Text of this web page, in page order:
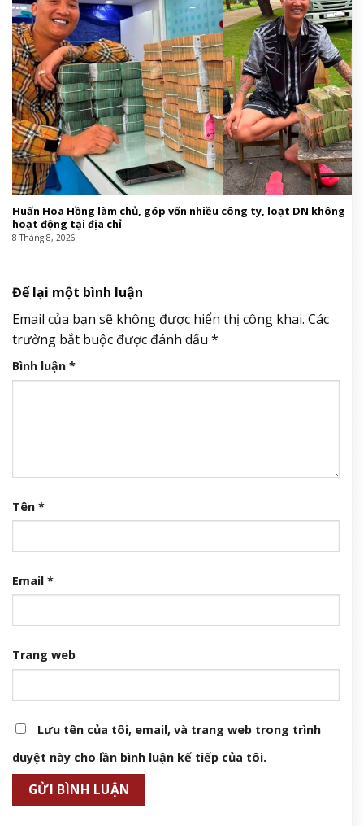
Huấn Hoa Hồng làm chủ, góp vốn nhiều công ty, loạt DN không
hoạt động tại địa chỉ
8 Tháng 8, 2026
Để lại một bình luận
Email của bạn sẽ không được hiển thị công khai. Các
trường bắt buộc được đánh dấu *
Bình luận *
Tên *
Email *
Trang web
Lưu tên của tôi, email, và trang web trong trình
duyệt này cho lần bình luận kế tiếp của tôi.